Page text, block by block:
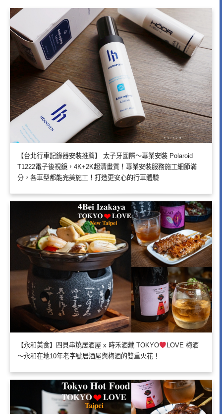
【台北行車記錄器安裝推薦】 太子牙國際～專業安裝 Polaroid
T1222電子後視鏡，4K+2K超清畫質！專業安裝服務施工細節滿
分，各車型都能完美施工！打造更安心的行車體驗
【永和美食】四貝串燒居酒屋 x 時禾酒藏 TOKYO
LOVE 梅酒
～永和在地10年老字號居酒屋與梅酒的雙重火花！